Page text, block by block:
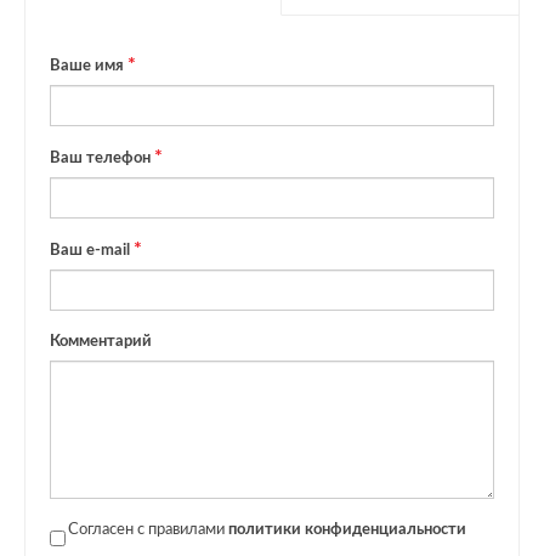
Ваше имя
Ваш телефон
Ваш e-mail
Комментарий
Согласен с правилами политики конфиденциальности